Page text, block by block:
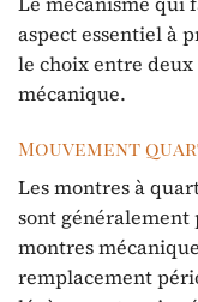
aspect essentiel à
le choix entre
mécanique.
Mouvement
Les montres à
sont généralement
montres
remplacement